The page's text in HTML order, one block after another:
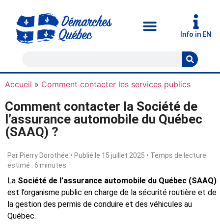
Info in EN
Accueil » Comment contacter les services publics
Comment contacter la Société de
l’assurance automobile du Québec
(SAAQ) ?
Par Pierry Dorothée • Publié le 15 juillet 2025 • Temps de lecture
estimé : 6 minutes
La Société de l’assurance automobile du Québec (SAAQ)
est l’organisme public en charge de la sécurité routière et de
la gestion des permis de conduire et des véhicules au
Québec.